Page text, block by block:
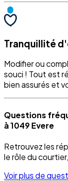
Tranquillité
Modifier ou
souci ! Tout est
bien assurés et
Questions
à 1049 Evere
Retrouvez les
le rôle du
Voir plus de